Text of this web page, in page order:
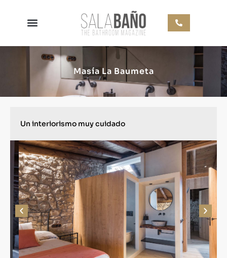
Masía La Baumeta
Un interiorismo muy cuidado